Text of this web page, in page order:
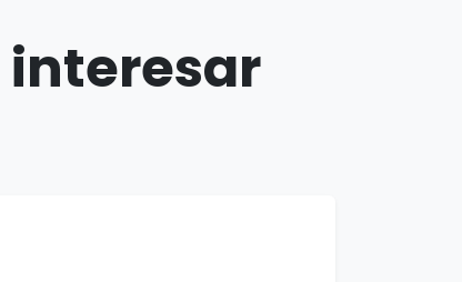
interesar